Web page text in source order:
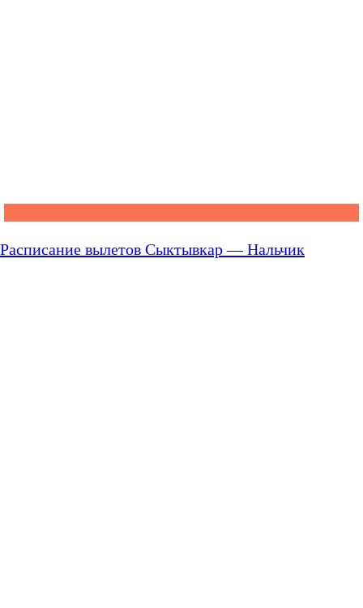
Расписание вылетов Сыктывкар — Нальчик